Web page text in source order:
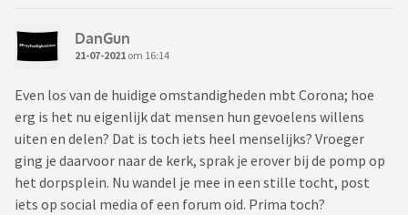
DanGun
21-07-2021 om 16:14
Even los van de huidige omstandigheden mbt Corona; hoe
erg is het nu eigenlijk dat mensen hun gevoelens willens
uiten en delen? Dat is toch iets heel menselijks? Vroeger
ging je daarvoor naar de kerk, sprak je erover bij de pomp op
het dorpsplein. Nu wandel je mee in een stille tocht, post
iets op social media of een forum oid. Prima toch?